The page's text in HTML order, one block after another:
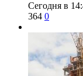
Сегодня в
364 0